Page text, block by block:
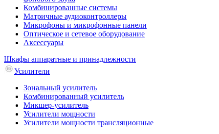
Комбинированные системы
Матричные аудиоконтроллеры
Микрофоны и микрофонные панели
Оптическое и сетевое оборудование
Аксессуары
Шкафы аппаратные и принадлежности
Усилители
Зональный усилитель
Комбинированный усилитель
Микшер-усилитель
Усилители мощности
Усилители мощности трансляционные